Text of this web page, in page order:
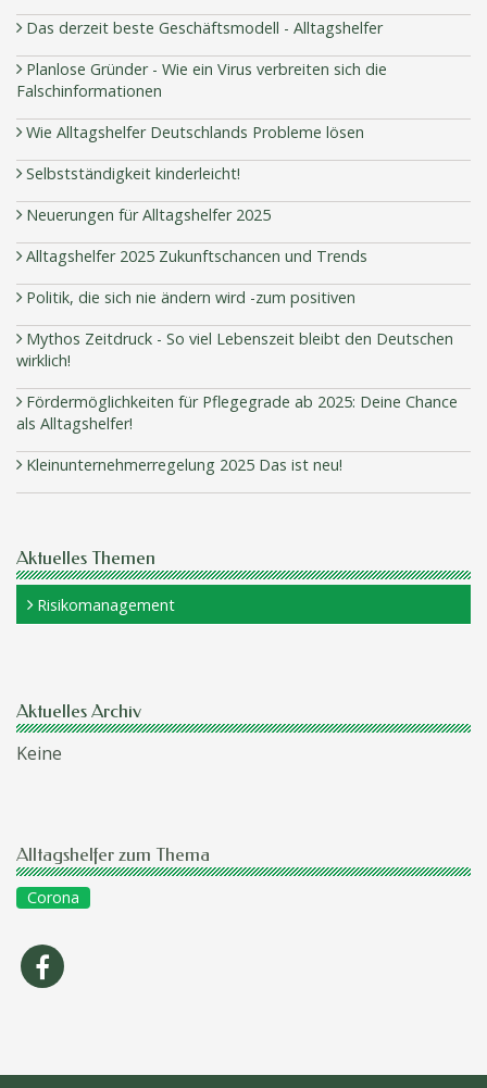
Das derzeit beste Geschäftsmodell - Alltagshelfer
Planlose Gründer - Wie ein Virus verbreiten sich die
Falschinformationen
Wie Alltagshelfer Deutschlands Probleme lösen
Selbstständigkeit kinderleicht!
Neuerungen für Alltagshelfer 2025
Alltagshelfer 2025 Zukunftschancen und Trends
Politik, die sich nie ändern wird -zum positiven
Mythos Zeitdruck - So viel Lebenszeit bleibt den Deutschen
wirklich!
Fördermöglichkeiten für Pflegegrade ab 2025: Deine Chance
als Alltagshelfer!
Kleinunternehmerregelung 2025 Das ist neu!
Aktuelles Themen
Risikomanagement
Aktuelles Archiv
Keine
Alltagshelfer zum Thema
Corona